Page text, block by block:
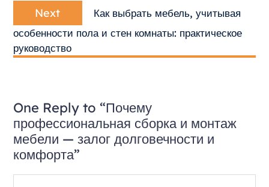
Next
Next
post:
Как выбрать мебель, учитывая
особенности пола и стен комнаты: практическое
руководство
One Reply to “Почему
профессиональная сборка и монтаж
мебели — залог долговечности и
комфорта”